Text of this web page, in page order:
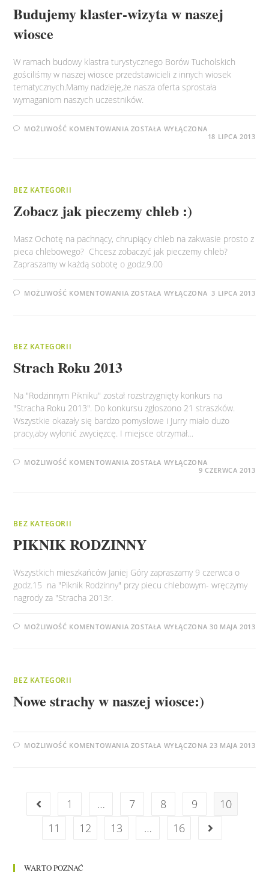
Budujemy klaster-wizyta w naszej
wiosce
W ramach budowy klastra turystycznego Borów Tucholskich
gościliśmy w naszej wiosce przedstawicieli z innych wiosek
tematycznych.Mamy nadzieję,że nasza oferta sprostała
wymaganiom naszych uczestników.
MOŻLIWOŚĆ KOMENTOWANIA BUDUJEMY
ZOSTAŁA WYŁĄCZONA
18 LIPCA 2013
BEZ KATEGORII
Zobacz jak pieczemy chleb :)
Masz Ochotę na pachnący, chrupiący chleb na zakwasie prosto z
pieca chlebowego? Chcesz zobaczyć jak pieczemy chleb?
Zapraszamy w każdą sobotę o godz.9.00
MOŻLIWOŚĆ KOMENTOWANIA ZOBACZ
ZOSTAŁA WYŁĄCZONA 3 LIPCA 2013
BEZ KATEGORII
Strach Roku 2013
Na "Rodzinnym Pikniku" został rozstrzygnięty konkurs na
"Stracha Roku 2013". Do konkursu zgłoszono 21 straszków.
Wszystkie okazały się bardzo pomysłowe i Jurry miało dużo
pracy,aby wyłonić zwycięzcę. I miejsce otrzymał…
MOŻLIWOŚĆ KOMENTOWANIA STRACH
ZOSTAŁA WYŁĄCZONA
9 CZERWCA 2013
BEZ KATEGORII
PIKNIK RODZINNY
Wszystkich mieszkańców Janiej Góry zapraszamy 9 czerwca o
godz.15 na "Piknik Rodzinny" przy piecu chlebowym- wręczymy
nagrody za "Stracha 2013r.
MOŻLIWOŚĆ KOMENTOWANIA PIKNIK
ZOSTAŁA WYŁĄCZONA 30 MAJA 2013
BEZ KATEGORII
Nowe strachy w naszej wiosce:)
MOŻLIWOŚĆ KOMENTOWANIA NOWE
ZOSTAŁA WYŁĄCZONA 23 MAJA 2013
1 … 7 8 9
10
11
12 13 … 16
WARTO POZNAĆ